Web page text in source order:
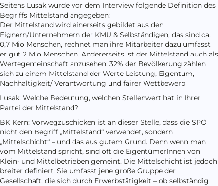
Seitens Lusak wurde vor dem Interview folgende Definition des
Begriffs Mittelstand angegeben:
Der Mittelstand wird einerseits gebildet aus den
Eignern/Unternehmern der KMU & Selbständigen, das sind ca.
0,7 Mio Menschen, rechnet man ihre Mitarbeiter dazu umfasst
er gut 2 Mio Menschen. Andererseits ist der Mittelstand auch als
Wertegemeinschaft anzusehen: 32% der Bevölkerung zählen
sich zu einem Mittelstand der Werte Leistung, Eigentum,
Nachhaltigkeit/ Verantwortung und fairer Wettbewerb
Lusak: Welche Bedeutung, welchen Stellenwert hat in Ihrer
Partei der Mittelstand?
BK Kern: Vorwegzuschicken ist an dieser Stelle, dass die SPÖ
nicht den Begriff „Mittelstand“ verwendet, sondern
„Mittelschicht“ – und das aus gutem Grund. Denn wenn man
vom Mittelstand spricht, sind oft die EigentümerInnen von
Klein- und Mittelbetrieben gemeint. Die Mittelschicht ist jedoch
breiter definiert. Sie umfasst jene große Gruppe der
Gesellschaft, die sich durch Erwerbstätigkeit – ob selbständig